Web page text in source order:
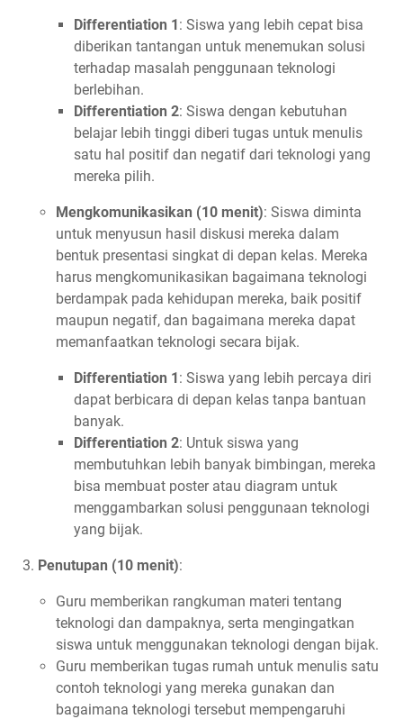
Differentiation 1: Siswa yang lebih cepat bisa
diberikan tantangan untuk menemukan solusi
terhadap masalah penggunaan teknologi
berlebihan.
Differentiation 2: Siswa dengan kebutuhan
belajar lebih tinggi diberi tugas untuk menulis
satu hal positif dan negatif dari teknologi yang
mereka pilih.
Mengkomunikasikan (10 menit): Siswa diminta
untuk menyusun hasil diskusi mereka dalam
bentuk presentasi singkat di depan kelas. Mereka
harus mengkomunikasikan bagaimana teknologi
berdampak pada kehidupan mereka, baik positif
maupun negatif, dan bagaimana mereka dapat
memanfaatkan teknologi secara bijak.
Differentiation 1: Siswa yang lebih percaya diri
dapat berbicara di depan kelas tanpa bantuan
banyak.
Differentiation 2: Untuk siswa yang
membutuhkan lebih banyak bimbingan, mereka
bisa membuat poster atau diagram untuk
menggambarkan solusi penggunaan teknologi
yang bijak.
Penutupan (10 menit):
Guru memberikan rangkuman materi tentang
teknologi dan dampaknya, serta mengingatkan
siswa untuk menggunakan teknologi dengan bijak.
Guru memberikan tugas rumah untuk menulis satu
contoh teknologi yang mereka gunakan dan
bagaimana teknologi tersebut mempengaruhi